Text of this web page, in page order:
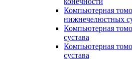
Компьютерная
нижнечелюстных
Компьютерная
сустава
Компьютерная
сустава